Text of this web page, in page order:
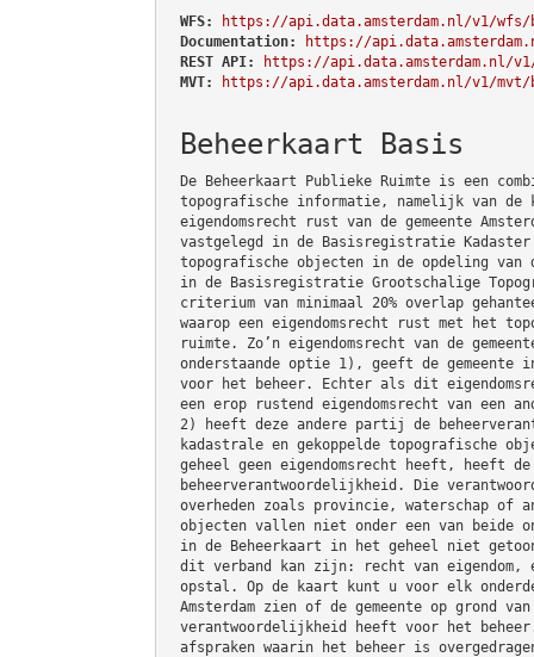
WFS:
https://api.data.amsterdam.nl/v1/wfs/
Documentation:
https://
REST API:
https://api.data.amsterdam.nl/
MVT:
https://api.data.amsterdam.nl/v1/
Beheerkaart Basis
De Beheerkaart Publieke Ruimte is een
topografische informatie, namelijk van de
eigendomsrecht rust van de gemeente
vastgelegd in de Basisregistratie Kadaster
topografische objecten in de opdeling van
in de Basisregistratie Grootschalige
criterium van minimaal 20% overlap
waarop een eigendomsrecht rust met het
ruimte. Zo’n eigendomsrecht van de
onderstaande optie 1), geeft de
voor het beheer. Echter als dit
een erop rustend eigendomsrecht van een
2) heeft deze andere partij de
kadastrale en gekoppelde topografische
geheel geen eigendomsrecht heeft, heeft de
beheerverantwoordelijkheid. Die
overheden zoals provincie, waterschap of
objecten vallen niet onder een van beide
in de Beheerkaart in het geheel niet
dit verband kan zijn: recht van
opstal. Op de kaart kunt u voor elk
Amsterdam zien of de gemeente op grond
verantwoordelijkheid heeft voor het
afspraken waarin het beheer is